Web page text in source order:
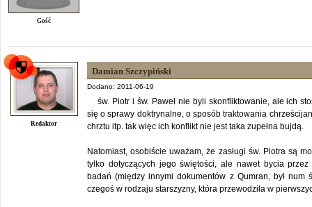
Gość
Redaktor
Damian Szczypiński
Dodano: 2011-06-19
św. Piotr i św. Paweł nie byli skonfliktowanie, ale ich
się o sprawy doktrynalne, o sposób traktowania
chrztu itp. tak więc ich konflikt nie jest taka zupełna bujdą.
Natomiast, osobiście uważam, że zasługi św. Piotra są
tylko dotyczących jego świętości, ale nawet bycia
badań (między innymi dokumentów z Qumran, był
czegoś w rodzaju starszyzny, która przewodziła w